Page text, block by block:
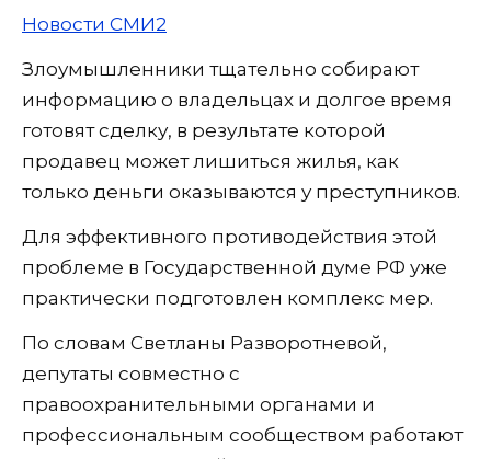
Новости СМИ2
Злоумышленники тщательно собирают
информацию о владельцах и долгое время
готовят сделку, в результате которой
продавец может лишиться жилья, как
только деньги оказываются у преступников.
Для эффективного противодействия этой
проблеме в Государственной думе РФ уже
практически подготовлен комплекс мер.
По словам Светланы Разворотневой,
депутаты совместно с
правоохранительными органами и
профессиональным сообществом работают